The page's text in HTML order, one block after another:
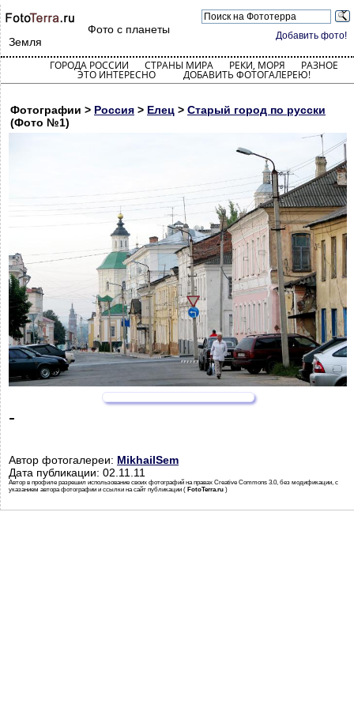
Добавить фото!
Фото с планеты
Земля
ГОРОДА РОССИИ СТРАНЫ МИРА РЕКИ, МОРЯ РАЗНОЕ
ЭТО ИНТЕРЕСНО ДОБАВИТЬ ФОТОГАЛЕРЕЮ!
Фотографии > Россия > Елец > Старый город по русски
(Фото №1)
-
Автор фотогалереи: MikhailSem
Дата публикации: 02.11.11
Автор в профиле разрешил использование своих фотографий на правах Creative Commons 3.0, без модификации, с
указанием автора фотографии и ссылки на сайт публикации ( FotoTerra.ru )